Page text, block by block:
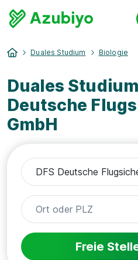
Duales Studium Biologie
Duales
Deutsche
GmbH
Freie